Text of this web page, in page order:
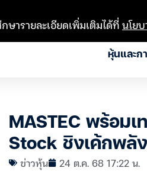
หุ้นและก
MASTEC พร้อม
Stock ชิงเค้กพลั
ข่าวหุ้น 24 ต.ค. 68 17:22 น.
ษารายละเอียดเพิ่มเติมได้ที่นโย